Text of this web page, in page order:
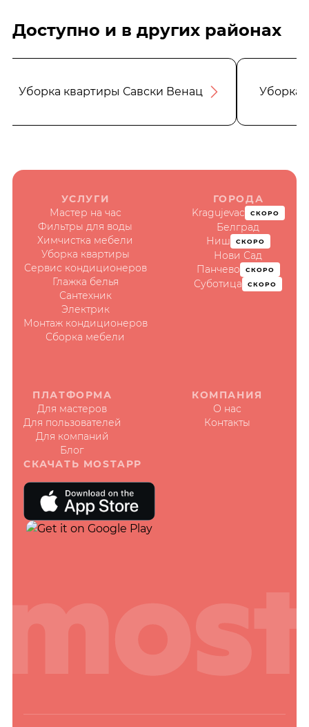
Доступно и в других районах
Уборка квартиры Савски Венац Уборка
УСЛУГИ
Мастер на час
Фильтры для воды
Химчистка мебели
Уборка квартиры
Сервис кондиционеров
Глажка белья
Сантехник
Электрик
Монтаж кондиционеров
Сборка мебели
ГОРОДА
Kragujevac
СКОРО
Белград
Ниш
СКОРО
Нови Сад
Панчево
СКОРО
Суботица СКОРО
ПЛАТФОРМА
Для мастеров
Для пользователей
Для компаний
Блог
КОМПАНИЯ
О нас
Контакты
СКАЧАТЬ MOSTAPP